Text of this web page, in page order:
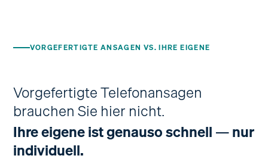
VORGEFERTIGTE ANSAGEN VS. IHRE EIGENE
Vorgefertigte Telefonansagen
brauchen Sie hier nicht.
Ihre eigene ist genauso schnell — nur
individuell.